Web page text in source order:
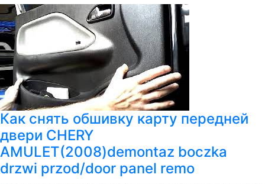
Как снять обшивку карту передней
двери CHERY
AMULET(2008)demontaz boczka
drzwi przod/door panel remo